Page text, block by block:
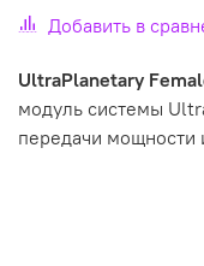
Добавить в
UltraPlanetary
модуль системы
передачи